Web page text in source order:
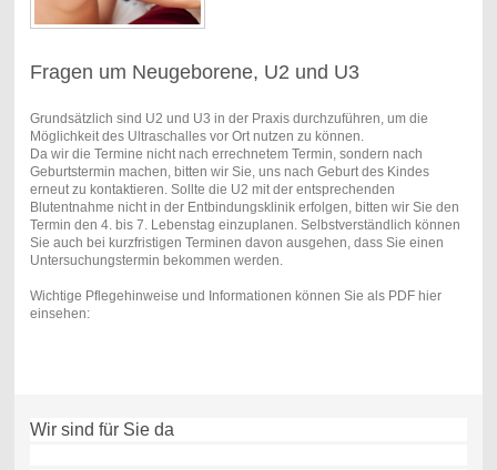
Fragen um Neugeborene, U2 und U3
Grundsätzlich sind U2 und U3 in der Praxis durchzuführen, um die
Möglichkeit des Ultraschalles vor Ort nutzen zu können.
Da wir die Termine nicht nach errechnetem Termin, sondern nach
Geburtstermin machen, bitten wir Sie, uns nach Geburt des Kindes
erneut zu kontaktieren. Sollte die U2 mit der entsprechenden
Blutentnahme nicht in der Entbindungsklinik erfolgen, bitten wir Sie den
Termin den 4. bis 7. Lebenstag einzuplanen. Selbstverständlich können
Sie auch bei kurzfristigen Terminen davon ausgehen, dass Sie einen
Untersuchungstermin bekommen werden.
Wichtige Pflegehinweise und Informationen können Sie als PDF hier
einsehen:
Wir sind für Sie da